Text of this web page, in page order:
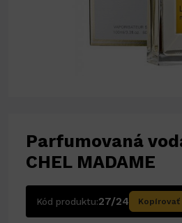
Parfumovaná
CHEL MADAME
Kód produktu:27/24 Kopírovať